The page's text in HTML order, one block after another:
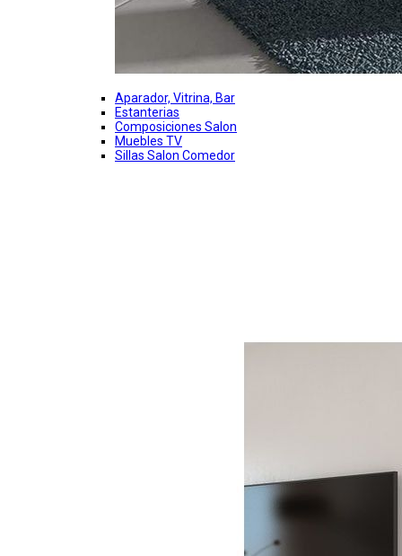
Aparador, Vitrina, Bar
Estanterias
Composiciones Salon
Muebles TV
Sillas Salon Comedor